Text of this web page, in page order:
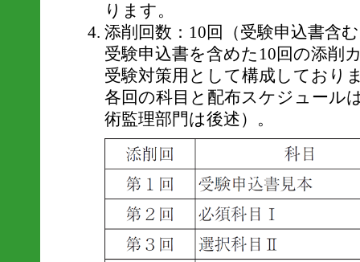
ります。
添削回数：10回（受験申込書含
受験申込書を含めた10回の添削
受験対策用として構成しており
各回の科目と配布スケジュール
術監理部門は後述）。